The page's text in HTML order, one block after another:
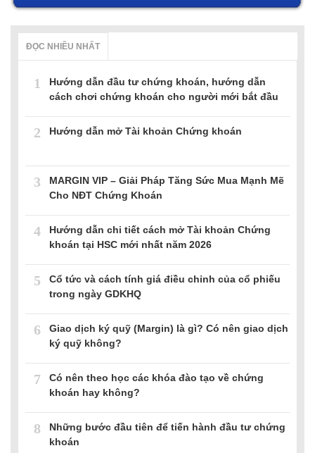
ĐỌC NHIỀU NHẤT
1
Hướng dẫn đầu tư chứng khoán, hướng dẫn
cách chơi chứng khoán cho người mới bắt đầu
2 Hướng dẫn mở Tài khoản Chứng khoán
3
MARGIN VIP – Giải Pháp Tăng Sức Mua Mạnh Mẽ
Cho NĐT Chứng Khoán
4
Hướng dẫn chi tiết cách mở Tài khoản Chứng
khoán tại HSC mới nhất năm 2026
5
Cổ tức và cách tính giá điều chỉnh của cổ phiếu
trong ngày GDKHQ
6
Giao dịch ký quỹ (Margin) là gì? Có nên giao dịch
ký quỹ không?
7
Có nên theo học các khóa đào tạo về chứng
khoán hay không?
8
Những bước đầu tiên để tiến hành đầu tư chứng
khoán